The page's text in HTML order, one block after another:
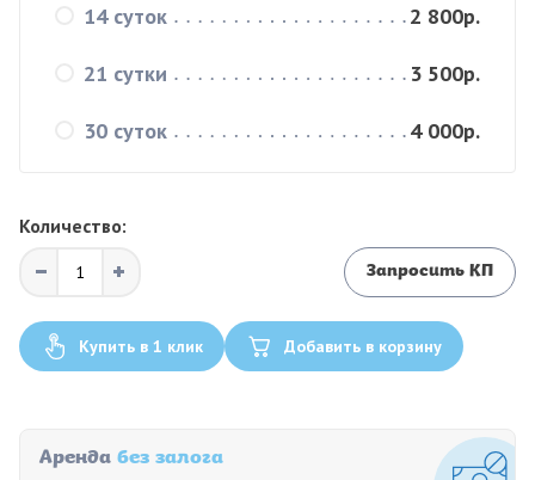
14 суток 2 800р.
21 сутки 3 500р.
30 суток 4 000р.
Количество:
Запросить КП
Купить в 1 клик Добавить в корзину
Аренда без залога